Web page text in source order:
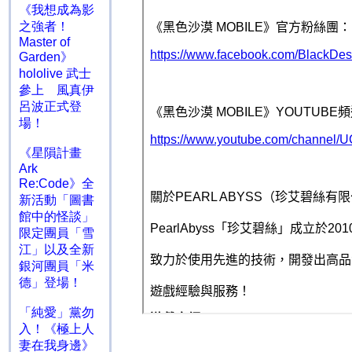
《我想成為影
之強者！
Master of
Garden》
hololive 武士
參上 風真伊
呂波正式登
場！
《星隕計畫
Ark
Re:Code》全
新活動「圖書
館中的怪談」
限定團員「雪
江」以及全新
銀河團員「米
德」登場！
「純愛」黨勿
入！《極上人
妻在我身邊》